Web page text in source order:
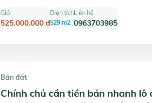
Giá
525.000.000 đ
Diện tích
529 m2
Liên hệ
0963703985
Bán đất
Chính chủ cần tiền bán nhanh